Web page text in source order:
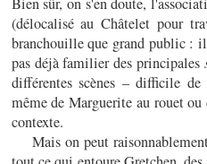
(délocalisé au Châtelet pour
branchouille que grand public :
pas déjà familier des principales
différentes scènes – difficile de
même de Marguerite au rouet
contexte.
Mais on peut